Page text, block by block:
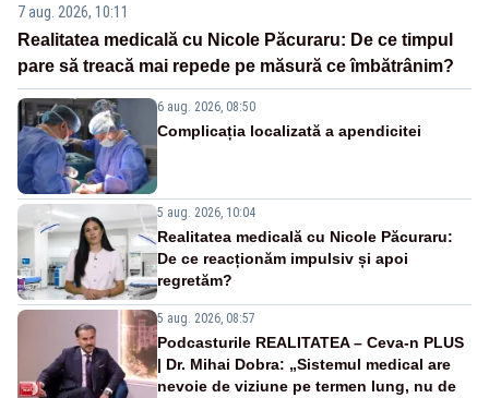
7 aug. 2026, 10:11
Realitatea medicală cu Nicole Păcuraru: De ce timpul
pare să treacă mai repede pe măsură ce îmbătrânim?
6 aug. 2026, 08:50
Complicația localizată a apendicitei
5 aug. 2026, 10:04
Realitatea medicală cu Nicole Păcuraru:
De ce reacționăm impulsiv și apoi
regretăm?
5 aug. 2026, 08:57
Podcasturile REALITATEA – Ceva-n PLUS
| Dr. Mihai Dobra: „Sistemul medical are
nevoie de viziune pe termen lung, nu de